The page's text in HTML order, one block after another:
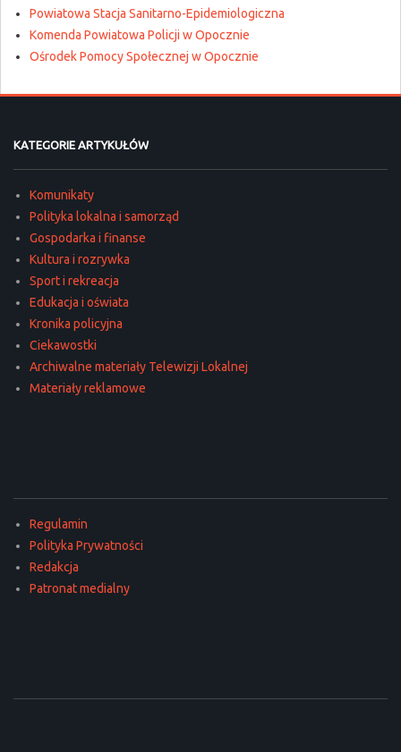
Powiatowa Stacja Sanitarno-Epidemiologiczna
Komenda Powiatowa Policji w Opocznie
Ośrodek Pomocy Społecznej w Opocznie
KATEGORIE ARTYKUŁÓW
Komunikaty
Polityka lokalna i samorząd
Gospodarka i finanse
Kultura i rozrywka
Sport i rekreacja
Edukacja i oświata
Kronika policyjna
Ciekawostki
Archiwalne materiały Telewizji Lokalnej
Materiały reklamowe
Regulamin
Polityka Prywatności
Redakcja
Patronat medialny